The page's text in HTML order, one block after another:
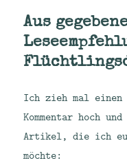
Aus
Ich zieh mal einen
Kommentar hoch
Artikel, die ich
möchte: